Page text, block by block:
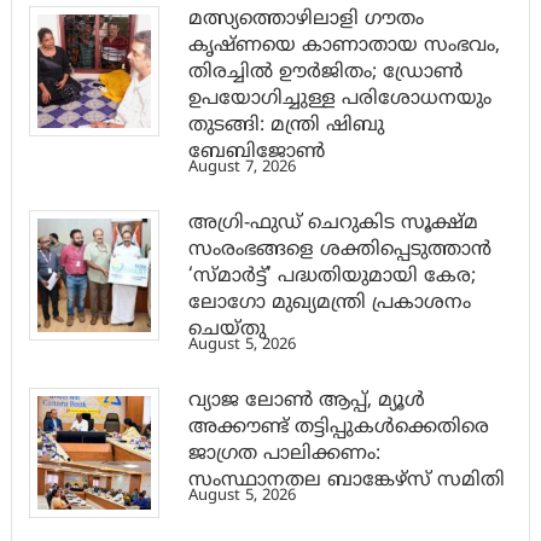
മത്സ്യത്തൊഴിലാളി ഗൗതം
കൃഷ്ണയെ കാണാതായ സംഭവം,
തിരച്ചിൽ ഊർജിതം; ഡ്രോണ്‍
ഉപയോഗിച്ചുള്ള പരിശോധനയും
തുടങ്ങി: മന്ത്രി ഷിബു
ബേബിജോണ്‍
August 7, 2026
അഗ്രി-ഫുഡ് ചെറുകിട സൂക്ഷ്മ
സംരംഭങ്ങളെ ശക്തിപ്പെടുത്താന്‍
‘സ്മാര്‍ട്ട്’ പദ്ധതിയുമായി കേര;
ലോഗോ മുഖ്യമന്ത്രി പ്രകാശനം
ചെയ്തു
August 5, 2026
വ്യാജ ലോൺ ആപ്പ്, മ്യൂൾ
അക്കൗണ്ട് തട്ടിപ്പുകൾക്കെതിരെ
ജാ​ഗ്രത പാലിക്കണം:
സംസ്ഥാനതല ബാങ്കേഴ്സ് സമിതി
August 5, 2026